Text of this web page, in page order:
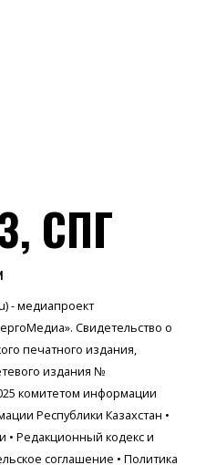
СПГ
- медиапроект
. Свидетельство о
печатного издания,
издания №
комитетом информации
Республики Казахстан •
• Редакционный кодекс и
соглашение • Политика